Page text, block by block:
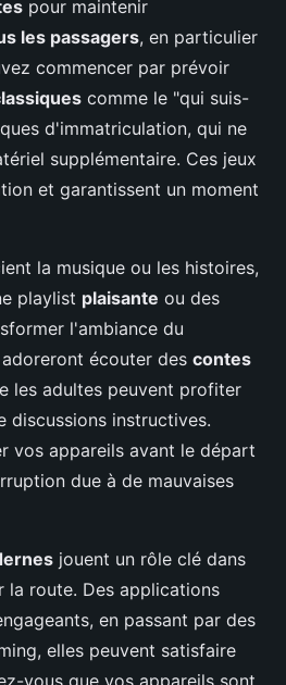
pour maintenir
les passagers, en particulier
commencer par prévoir
comme le "qui suis-
d'immatriculation, qui ne
supplémentaire. Ces jeux
et garantissent un moment
la musique ou les histoires,
playlist plaisante ou des
l'ambiance du
écouter des contes
les adultes peuvent profiter
discussions instructives.
vos appareils avant le départ
due à de mauvaises
jouent un rôle clé dans
la route. Des applications
en passant par des
elles peuvent satisfaire
vous que vos appareils sont